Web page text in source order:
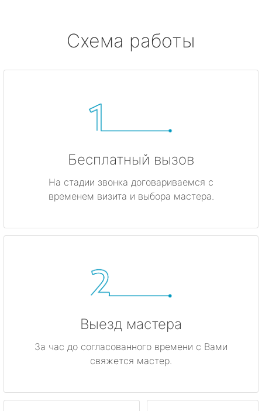
метро Кропоткинская
метро Владыкино
метро Динамо
метро Красные ворота
метро Калужская
метро Домодедовская
Схема работы
Бесплатный вызов
На стадии звонка договариваемся с
временем визита и выбора мастера.
Выезд мастера
За час до согласованного времени с Вами
свяжется мастер.